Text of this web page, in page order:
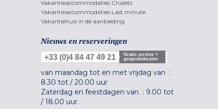
Vakantieaccommodaties Chalets
Vakantieaccommodaties Last minute
Vakantiehuis in de aanbieding
Nieuws en reserveringen
+33 (0)4 84 47 49 21
Gratis service +
gesprekskosten
van maandag tot en met vrijdag van :
8.30 tot / 20.00 uur
Zaterdag en feestdagen van : 9.00 tot
/ 18.00 uur.